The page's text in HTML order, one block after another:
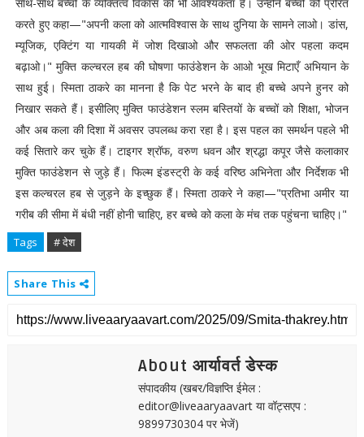
करते हुए कहा—"अपनी कला को आत्मविश्वास के साथ दुनिया के सामने लाओ। डांस,
म्यूजिक, एक्टिंग या गायकी में जोश दिखाओ और सफलता की ओर पहला कदम
बढ़ाओ।" मुक्ति कल्चरल हब की घोषणा फाउंडेशन के आओ भूख मिटाएँ अभियान के
साथ हुई। स्मिता ठाकरे का मानना है कि पेट भरने के बाद ही बच्चे अपने हुनर को
निखार सकते हैं। इसीलिए मुक्ति फाउंडेशन स्लम बस्तियों के बच्चों को शिक्षा, भोजन
और अब कला की दिशा में अवसर उपलब्ध करा रहा है। इस पहल का समर्थन पहले भी
कई सितारे कर चुके हैं। टाइगर श्रॉफ, वरुण धवन और श्रद्धा कपूर जैसे कलाकार
मुक्ति फाउंडेशन से जुड़े हैं। फिल्म इंडस्ट्री के कई वरिष्ठ अभिनेता और निर्देशक भी
इस कल्चरल हब से जुड़ने के इच्छुक हैं। स्मिता ठाकरे ने कहा—"प्रतिभा अमीर या
गरीब की सीमा में बंधी नहीं होनी चाहिए, हर बच्चे को कला के मंच तक पहुंचना चाहिए।"
Tags # देश
Share This
About आर्यावर्त डेस्क
संपादकीय (खबर/विज्ञप्ति ईमेल :
editor@liveaaryaavart या वॉट्सएप :
9899730304 पर भेजें)